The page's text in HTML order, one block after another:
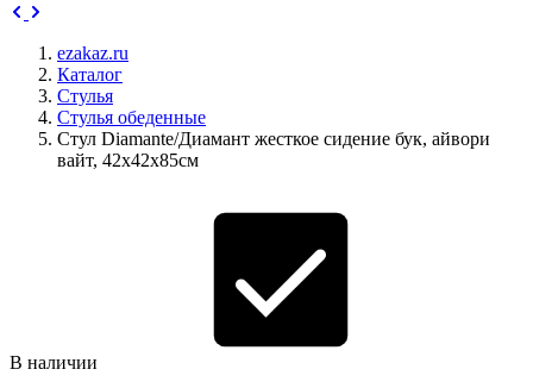
ezakaz.ru
Каталог
Стулья
Стулья обеденные
Стул Diamante/Диамант жесткое сидение бук, айвори
вайт, 42х42х85см
В наличии